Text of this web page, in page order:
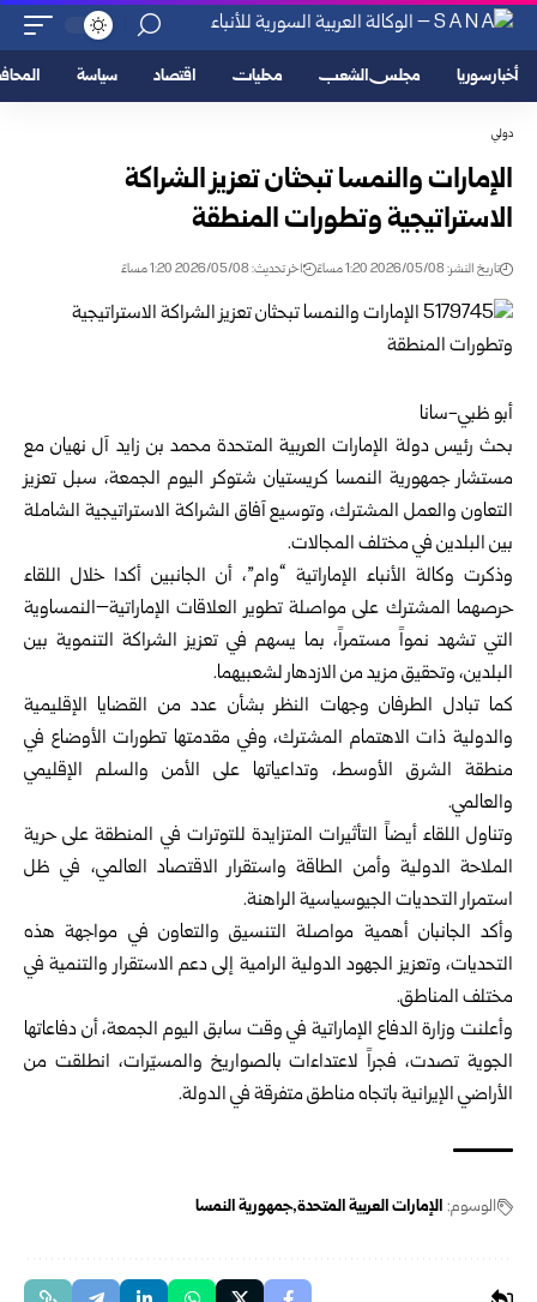
أخبار سوريا مجلس الشعب محليات اقتصاد سياسة
دولي
الإمارات والنمسا تبحثان تعزيز الشراكة
الاستراتيجية وتطورات المنطقة
تاريخ النشر: 2026/05/08 1:20 مساءً اخر تحديث: 2026/05/08 1:20 مساءً
أبو ظبي-سانا
بحث رئيس دولة الإمارات العربية المتحدة محمد بن زايد آل نهيان مع
مستشار جمهورية النمسا كريستيان شتوكر اليوم الجمعة، سبل تعزيز
التعاون والعمل المشترك، وتوسيع آفاق الشراكة الاستراتيجية الشاملة
بين البلدين في مختلف المجالات.
وذكرت وكالة الأنباء الإماراتية “وام”، أن الجانبين أكدا خلال اللقاء
حرصهما المشترك على مواصلة تطوير العلاقات الإماراتية–النمساوية
التي تشهد نمواً مستمراً، بما يسهم في تعزيز الشراكة التنموية بين
البلدين، وتحقيق مزيد من الازدهار لشعبيهما.
كما تبادل الطرفان وجهات النظر بشأن عدد من القضايا الإقليمية
والدولية ذات الاهتمام المشترك، وفي مقدمتها تطورات الأوضاع في
منطقة الشرق الأوسط، وتداعياتها على الأمن والسلم الإقليمي
والعالمي.
وتناول اللقاء أيضاً التأثيرات المتزايدة للتوترات في المنطقة على حرية
الملاحة الدولية وأمن الطاقة واستقرار الاقتصاد العالمي، في ظل
استمرار التحديات الجيوسياسية الراهنة.
وأكد الجانبان أهمية مواصلة التنسيق والتعاون في مواجهة هذه
التحديات، وتعزيز الجهود الدولية الرامية إلى دعم الاستقرار والتنمية في
مختلف المناطق.
وأعلنت وزارة الدفاع الإماراتية في وقت سابق اليوم الجمعة، أن دفاعاتها
الجوية تصدت، فجراً لاعتداءات بالصواريخ والمسيّرات، انطلقت من
الأراضي الإيرانية باتجاه مناطق متفرقة في الدولة.
الوسوم: الإمارات العربية المتحدة جمهورية النمسا